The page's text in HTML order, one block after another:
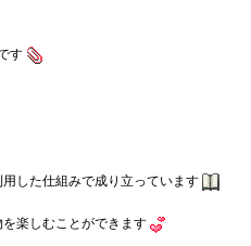
す
した仕組みで成り立っています
楽しむことができます